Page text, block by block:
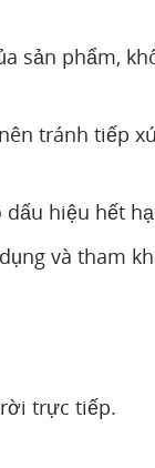
sản phẩm,
tránh tiếp
hiệu hết
và tham
trực tiếp.